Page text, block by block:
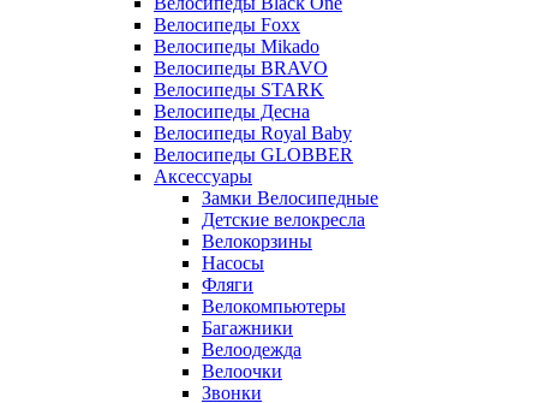
Велосипеды Foxx
Велосипеды Mikado
Велосипеды BRAVO
Велосипеды STARK
Велосипеды Десна
Велосипеды Royal Baby
Велосипеды GLOBBER
Аксессуары
Замки Велосипедные
Детские велокресла
Велокорзины
Насосы
Фляги
Велокомпьютеры
Багажники
Велоодежда
Велоочки
Звонки